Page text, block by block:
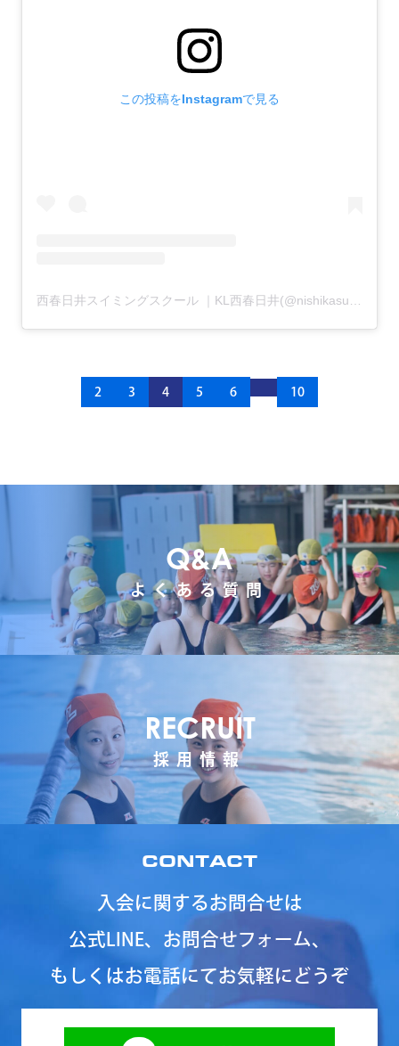
この投稿をInstagramで見る
西春日井スイミングスクール ｜KL西春日井(@nishikasugai_swimming)がシェアした投稿
2 3 4 5 6 10
Q&A
よくある質問
RECRUIT
採用情報
CONTACT
入会に関するお問合せは
公式LINE、お問合せフォーム、
もしくはお電話にてお気軽にどうぞ